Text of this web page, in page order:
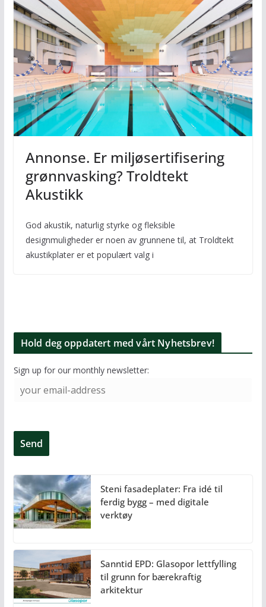
Annonse. Er miljøsertifisering
grønnvasking? Troldtekt
Akustikk
God akustik, naturlig styrke og fleksible
designmuligheder er noen av grunnene til, at Troldtekt
akustikplater er et populært valg i
Hold deg oppdatert med vårt Nyhetsbrev!
Sign up for our monthly newsletter:
Steni fasadeplater: Fra idé til
ferdig bygg – med digitale
verktøy
Sanntid EPD: Glasopor lettfylling
til grunn for bærekraftig
arkitektur